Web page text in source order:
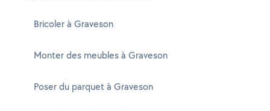
Bricoler à Graveson
Monter des meubles à Graveson
Poser du parquet à Graveson